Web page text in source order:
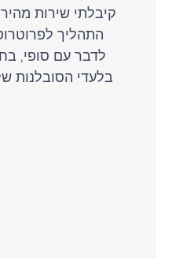
קיבלתי שירות
התהליך
לדבר עם סופי,
בלעדי הסובלנות